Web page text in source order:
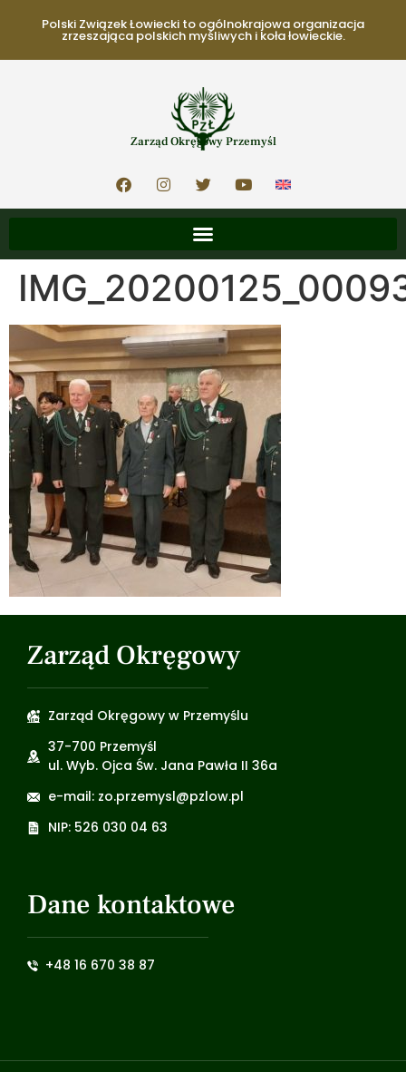
Polski Związek Łowiecki to ogólnokrajowa organizacja
zrzeszająca polskich myśliwych i koła łowieckie.
Zarząd Okręgowy Przemyśl
Zarząd Okręgowy
Zarząd Okręgowy w Przemyślu
37-700 Przemyśl
ul. Wyb. Ojca Św. Jana Pawła II 36a
e-mail: zo.przemysl@pzlow.pl
NIP: 526 030 04 63
Dane kontaktowe
+48 16 670 38 87